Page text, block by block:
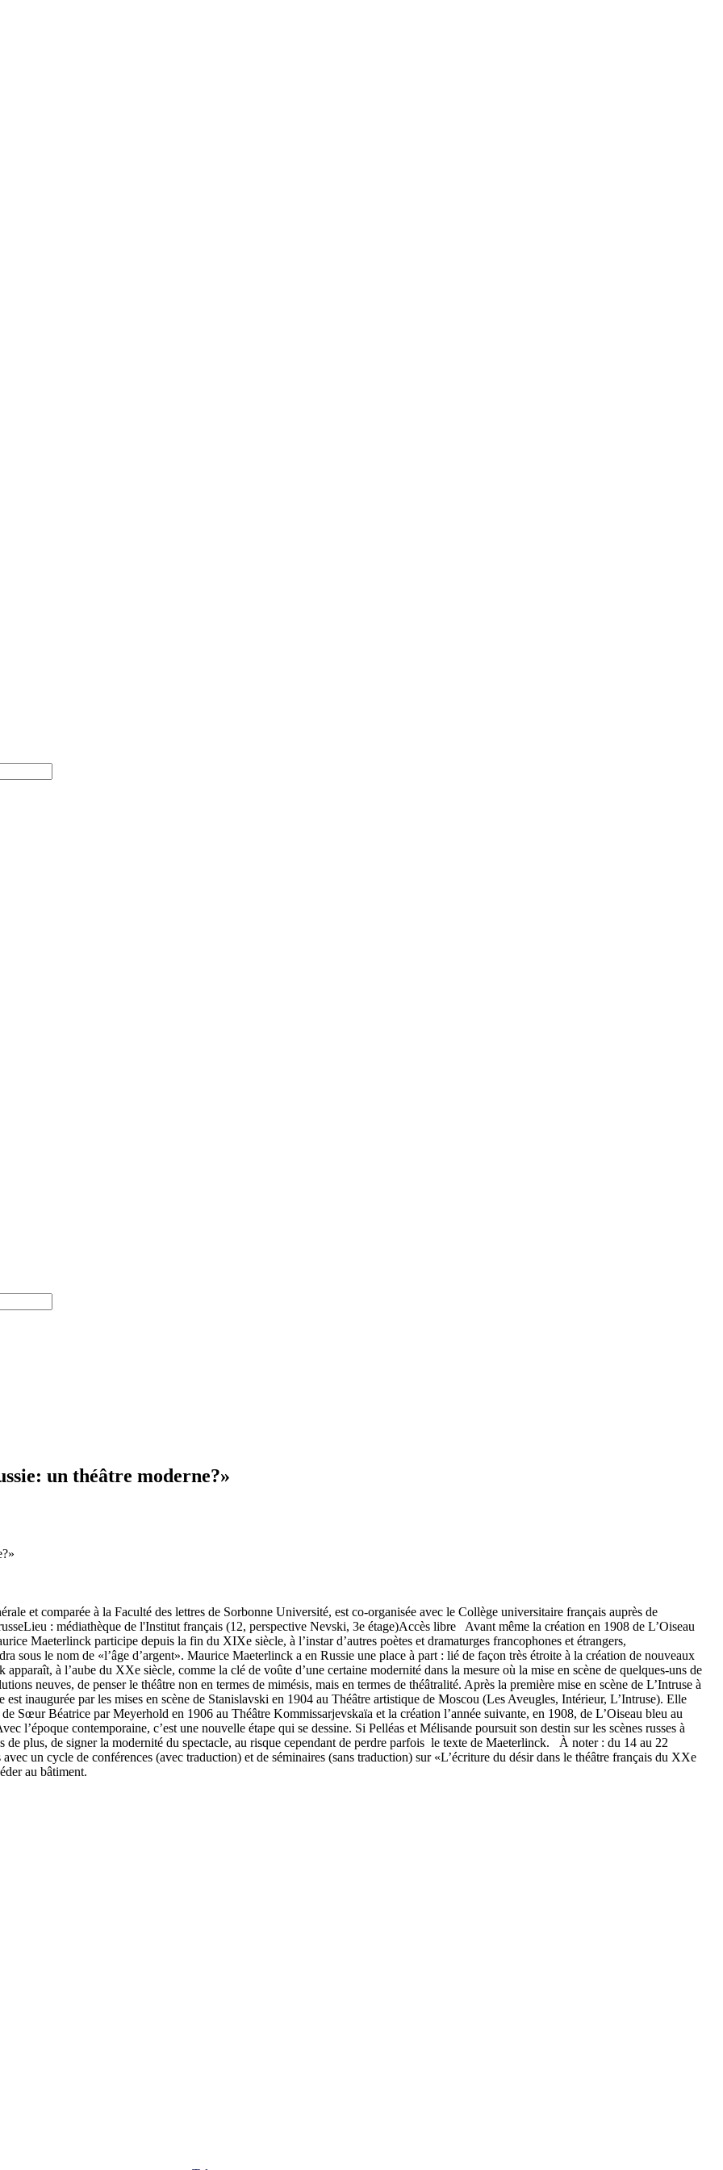
un théâtre moderne?»
et comparée à la Faculté des lettres de Sorbonne Université, est co-organisée avec le Collège universitaire français auprès de
: médiathèque de l'Institut français (12, perspective Nevski, 3e étage)Accès libre Avant même la création en 1908 de L’Oiseau
Maeterlinck participe depuis la fin du XIXe siècle, à l’instar d’autres poètes et dramaturges francophones et étrangers,
sous le nom de «l’âge d’argent». Maurice Maeterlinck a en Russie une place à part : lié de façon très étroite à la création de nouveaux
à l’aube du XXe siècle, comme la clé de voûte d’une certaine modernité dans la mesure où la mise en scène de quelques-uns de
neuves, de penser le théâtre non en termes de mimésis, mais en termes de théâtralité. Après la première mise en scène de L’Intruse à
inaugurée par les mises en scène de Stanislavski en 1904 au Théâtre artistique de Moscou (Les Aveugles, Intérieur, L’Intruse). Elle
de Sœur Béatrice par Meyerhold en 1906 au Théâtre Kommissarjevskaïa et la création l’année suivante, en 1908, de L’Oiseau bleu au
l’époque contemporaine, c’est une nouvelle étape qui se dessine. Si Pelléas et Mélisande poursuit son destin sur les scènes russes à
de plus, de signer la modernité du spectacle, au risque cependant de perdre parfois le texte de Maeterlinck. À noter : du 14 au 22
un cycle de conférences (avec traduction) et de séminaires (sans traduction) sur «L’écriture du désir dans le théâtre français du XXe
au bâtiment.